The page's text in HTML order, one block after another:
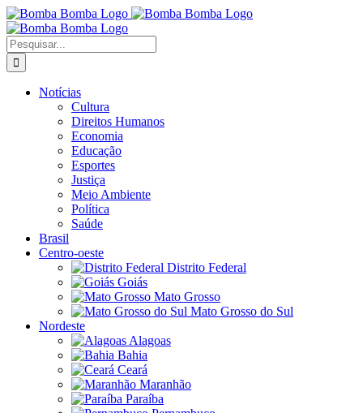
Ir
para
o
conteúdo
Buscar
resultados
para:
Notícias
Cultura
Direitos Humanos
Economia
Educação
Esportes
Justiça
Meio Ambiente
Política
Saúde
Brasil
Centro-oeste
Distrito Federal
Goiás
Mato Grosso
Mato Grosso do Sul
Nordeste
Alagoas
Bahia
Ceará
Maranhão
Paraíba